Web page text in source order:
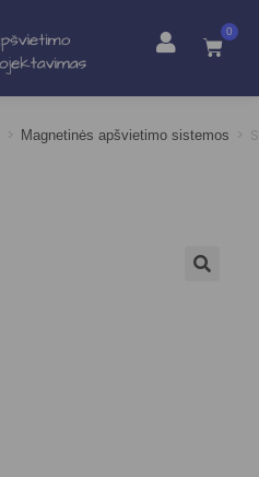
0
> Magnetinės apšvietimo sistemos >